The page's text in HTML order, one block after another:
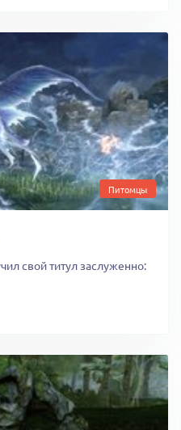
Питомцы
свой титул заслуженно: